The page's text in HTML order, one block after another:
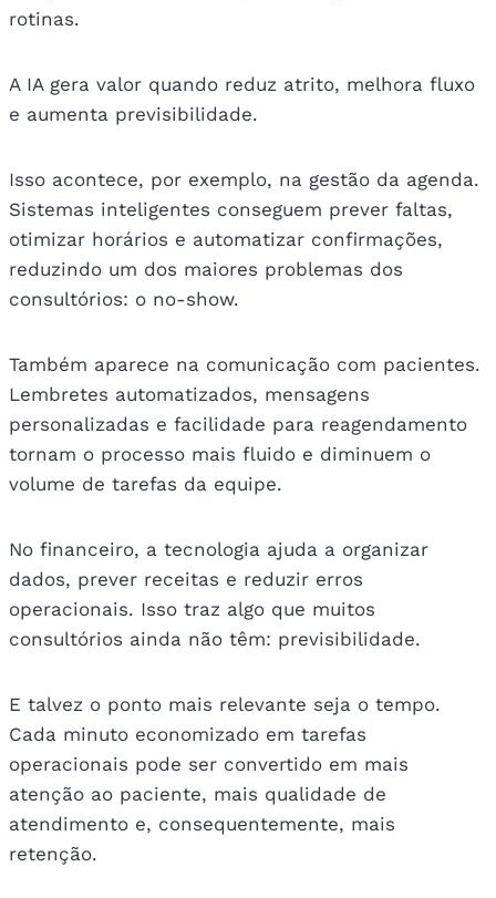
rotinas.
A IA gera valor quando reduz atrito, melhora fluxo
e aumenta previsibilidade.
Isso acontece, por exemplo, na gestão da agenda.
Sistemas inteligentes conseguem prever faltas,
otimizar horários e automatizar confirmações,
reduzindo um dos maiores problemas dos
consultórios: o no-show.
Também aparece na comunicação com pacientes.
Lembretes automatizados, mensagens
personalizadas e facilidade para reagendamento
tornam o processo mais fluido e diminuem o
volume de tarefas da equipe.
No financeiro, a tecnologia ajuda a organizar
dados, prever receitas e reduzir erros
operacionais. Isso traz algo que muitos
consultórios ainda não têm: previsibilidade.
E talvez o ponto mais relevante seja o tempo.
Cada minuto economizado em tarefas
operacionais pode ser convertido em mais
atenção ao paciente, mais qualidade de
atendimento e, consequentemente, mais
retenção.